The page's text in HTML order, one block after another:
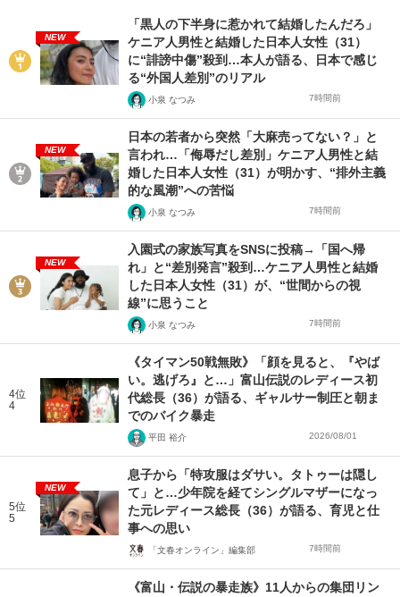
NEW
「黒人の下半身に惹かれて結婚したんだろ」
ケニア人男性と結婚した日本人女性（31）
に“誹謗中傷”殺到…本人が語る、日本で感じ
る“外国人差別”のリアル
小泉 なつみ 7時間前
NEW
日本の若者から突然「大麻売ってない？」と
言われ…「侮辱だし差別」ケニア人男性と結
婚した日本人女性（31）が明かす、“排外主義
的な風潮”への苦悩
小泉 なつみ 7時間前
NEW
入園式の家族写真をSNSに投稿→「国へ帰
れ」と“差別発言”殺到…ケニア人男性と結婚
した日本人女性（31）が、“世間からの視
線”に思うこと
小泉 なつみ 7時間前
4位
4
《タイマン50戦無敗》「顔を見ると、『やば
い。逃げろ』と…」富山伝説のレディース初
代総長（36）が語る、ギャルサー制圧と朝ま
でのバイク暴走
平田 裕介 2026/08/01
5位
5
NEW
息子から「特攻服はダサい。タトゥーは隠し
て」と…少年院を経てシングルマザーになっ
た元レディース総長（36）が語る、育児と仕
事への思い
「文春オンライン」編集部 7時間前
《富山・伝説の暴走族》11人からの集団リン